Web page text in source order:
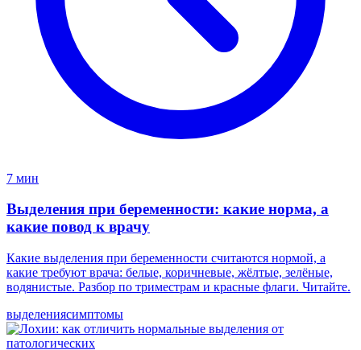
7 мин
Выделения при беременности: какие норма, а
какие повод к врачу
Какие выделения при беременности считаются нормой, а
какие требуют врача: белые, коричневые, жёлтые, зелёные,
водянистые. Разбор по триместрам и красные флаги. Читайте.
выделениясимптомы